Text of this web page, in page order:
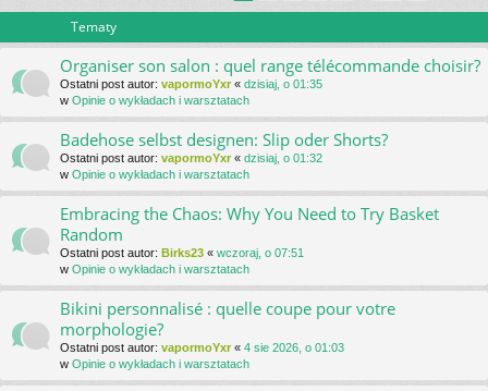
Tematy
Organiser son salon : quel range télécommande choisir?
Ostatni post autor: vapormoYxr « dzisiaj, o 01:35
w Opinie o wykładach i warsztatach
Badehose selbst designen: Slip oder Shorts?
Ostatni post autor: vapormoYxr « dzisiaj, o 01:32
w Opinie o wykładach i warsztatach
Embracing the Chaos: Why You Need to Try Basket
Random
Ostatni post autor: Birks23 « wczoraj, o 07:51
w Opinie o wykładach i warsztatach
Bikini personnalisé : quelle coupe pour votre
morphologie?
Ostatni post autor: vapormoYxr « 4 sie 2026, o 01:03
w Opinie o wykładach i warsztatach